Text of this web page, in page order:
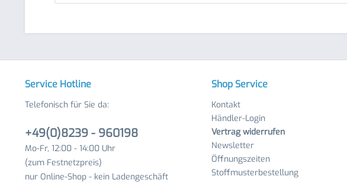
Service Hotline
Telefonisch für Sie da:
+49(0)8239 - 960198
Mo-Fr, 12:00 - 14:00 Uhr
(zum Festnetzpreis)
nur Online-Shop - kein Ladengeschäft
Shop Service
Kontakt
Händler-Login
Vertrag widerrufen
Newsletter
Öffnungszeiten
Stoffmusterbestellung